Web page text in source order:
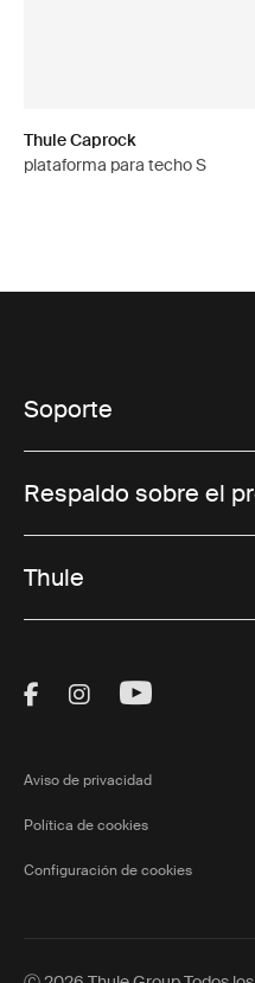
Thule Caprock
plataforma para techo S
Soporte
Respaldo sobre el
Thule
Visit Thule on
Visit Thule on
Visit
Aviso de privacidad
Política de cookies
Configuración de cookies